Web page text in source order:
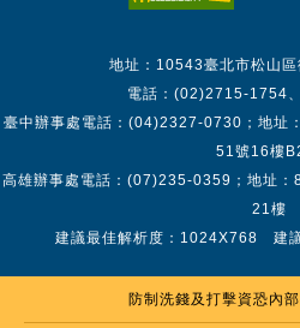
地址：10543臺北市松山
電話：(02)2715-1754
臺中辦事處電話：(04)2327-0730；地址
51號16樓
高雄辦事處電話：(07)235-0359；地址
21樓
建議最佳解析度：1024X768 建
防制洗錢及打擊資恐內